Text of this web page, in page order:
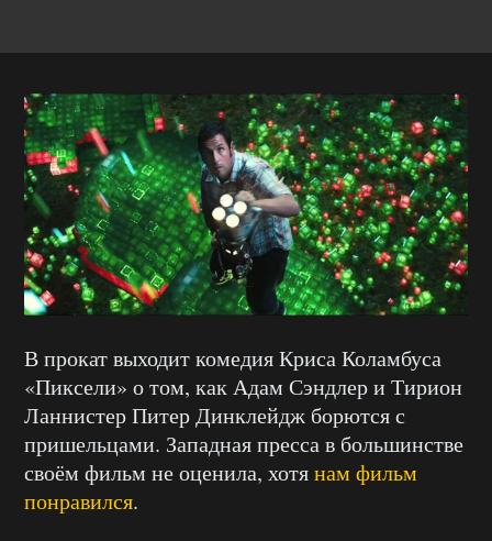
В прокат выходит комедия Криса Коламбуса
«Пиксели» о том, как Адам Сэндлер и Тирион
Ланнистер Питер Динклейдж борются с
пришельцами. Западная пресса в большинстве
своём фильм не оценила, хотянам фильм
понравился.